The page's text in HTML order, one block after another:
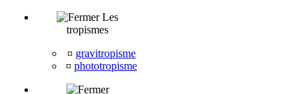
Les
tropismes
¤ gravitropisme
¤ phototropisme